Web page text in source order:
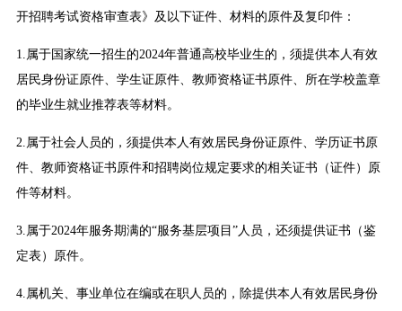
开招聘考试资格审查表》及以下证件、材料的原件及复印件：
1.属于国家统一招生的2024年普通高校毕业生的，须提供本人有效
居民身份证原件、学生证原件、教师资格证书原件、所在学校盖章
的毕业生就业推荐表等材料。
2.属于社会人员的，须提供本人有效居民身份证原件、学历证书原
件、教师资格证书原件和招聘岗位规定要求的相关证书（证件）原
件等材料。
3.属于2024年服务期满的“服务基层项目”人员，还须提供证书（鉴
定表）原件。
4.属机关、事业单位在编或在职人员的，除提供本人有效居民身份